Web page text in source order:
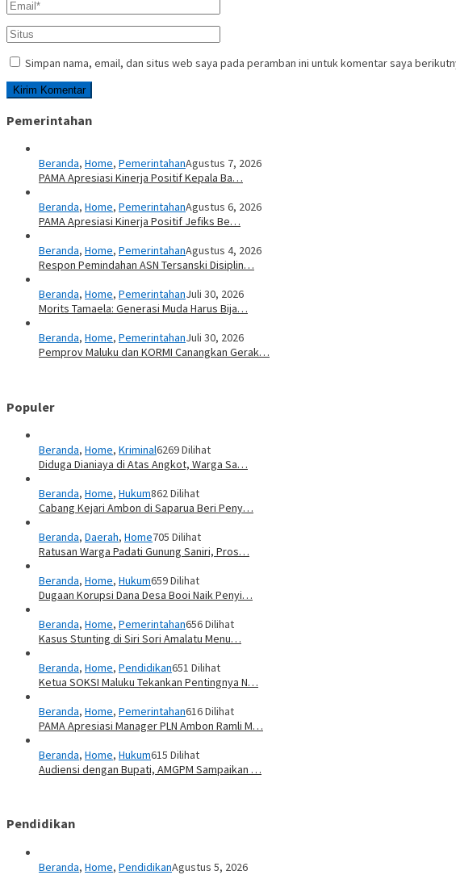
Simpan nama, email, dan situs web saya pada peramban ini untuk komentar saya
Pemerintahan
Beranda, Home, PemerintahanAgustus 7, 2026
PAMA Apresiasi Kinerja Positif Kepala Ba…
Beranda, Home, PemerintahanAgustus 6, 2026
PAMA Apresiasi Kinerja Positif Jefiks Be…
Beranda, Home, PemerintahanAgustus 4, 2026
Respon Pemindahan ASN Tersanski Disiplin…
Beranda, Home, PemerintahanJuli 30, 2026
Morits Tamaela: Generasi Muda Harus Bija…
Beranda, Home, PemerintahanJuli 30, 2026
Pemprov Maluku dan KORMI Canangkan Gerak…
Populer
Beranda, Home, Kriminal6269 Dilihat
Diduga Dianiaya di Atas Angkot, Warga Sa…
Beranda, Home, Hukum862 Dilihat
Cabang Kejari Ambon di Saparua Beri Peny…
Beranda, Daerah, Home705 Dilihat
Ratusan Warga Padati Gunung Saniri, Pros…
Beranda, Home, Hukum659 Dilihat
Dugaan Korupsi Dana Desa Booi Naik Penyi…
Beranda, Home, Pemerintahan656 Dilihat
Kasus Stunting di Siri Sori Amalatu Menu…
Beranda, Home, Pendidikan651 Dilihat
Ketua SOKSI Maluku Tekankan Pentingnya N…
Beranda, Home, Pemerintahan616 Dilihat
PAMA Apresiasi Manager PLN Ambon Ramli M…
Beranda, Home, Hukum615 Dilihat
Audiensi dengan Bupati, AMGPM Sampaikan …
Pendidikan
Beranda, Home, PendidikanAgustus 5, 2026